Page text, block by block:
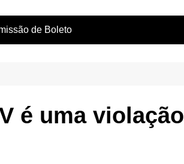
de Boleto
é uma violação